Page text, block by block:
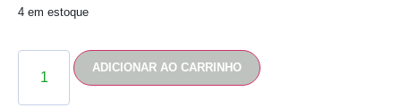
4 em estoque
ADICIONAR AO CARRINHO